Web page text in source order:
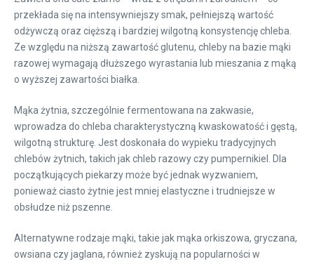
przekłada się na intensywniejszy smak, pełniejszą wartość
odżywczą oraz cięższą i bardziej wilgotną konsystencję chleba.
Ze względu na niższą zawartość glutenu, chleby na bazie mąki
razowej wymagają dłuższego wyrastania lub mieszania z mąką
o wyższej zawartości białka.
Mąka żytnia, szczególnie fermentowana na zakwasie,
wprowadza do chleba charakterystyczną kwaskowatość i gęstą,
wilgotną strukturę. Jest doskonała do wypieku tradycyjnych
chlebów żytnich, takich jak chleb razowy czy pumpernikiel. Dla
początkujących piekarzy może być jednak wyzwaniem,
ponieważ ciasto żytnie jest mniej elastyczne i trudniejsze w
obsłudze niż pszenne.
Alternatywne rodzaje mąki, takie jak mąka orkiszowa, gryczana,
owsiana czy jaglana, również zyskują na popularności w